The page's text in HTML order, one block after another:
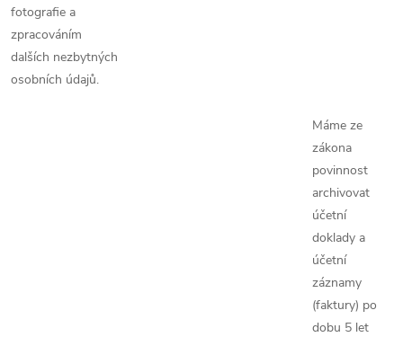
fotografie a
zpracováním
dalších nezbytných
osobních údajů.
Máme ze
zákona
povinnost
archivovat
účetní
doklady a
účetní
záznamy
(faktury) po
dobu 5 let